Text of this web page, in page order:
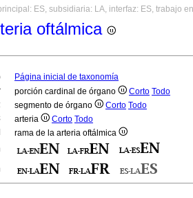
ES, subsidiaria: LA, interfaz: ES, trabajo
oftálmica
Página inicial de taxonomía
porción cardinal de órgano Corto Todo
segmento de órgano Corto Todo
arteria Corto Todo
rama de la arteria oftálmica